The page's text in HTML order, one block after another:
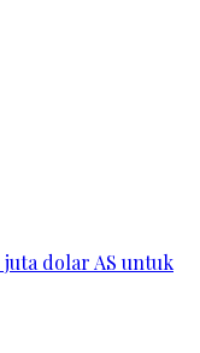
dolar AS untuk